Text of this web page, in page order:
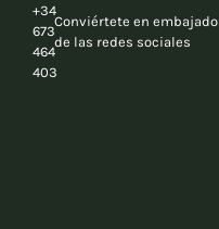
+34
673
464
403
Conviértete en
de las redes sociales